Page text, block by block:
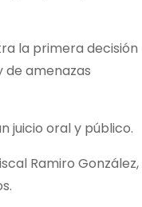
la primera decisión
de amenazas
juicio oral y público.
Ramiro González,